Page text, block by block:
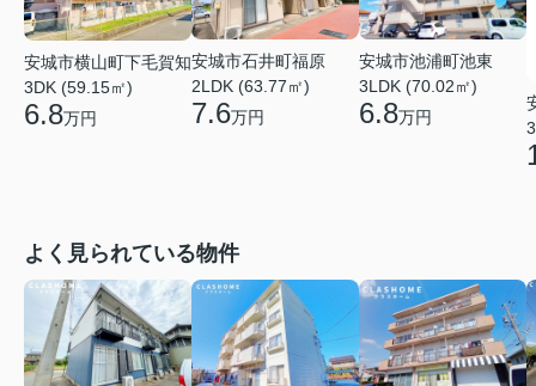
安城市横山町下毛賀知
3DK (59.15㎡)
6.8万円
安城市石井町福原
2LDK (63.77㎡)
7.6万円
安城市池浦町池東
3LDK (70.02㎡)
6.8万円
よく見られている物件